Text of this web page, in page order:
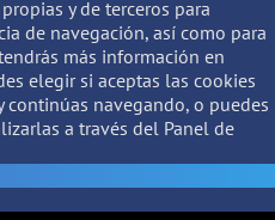
y de terceros para
de navegación, así como para
más información en
elegir si aceptas las cookies
continúas navegando, o puedes
a través del Panel de